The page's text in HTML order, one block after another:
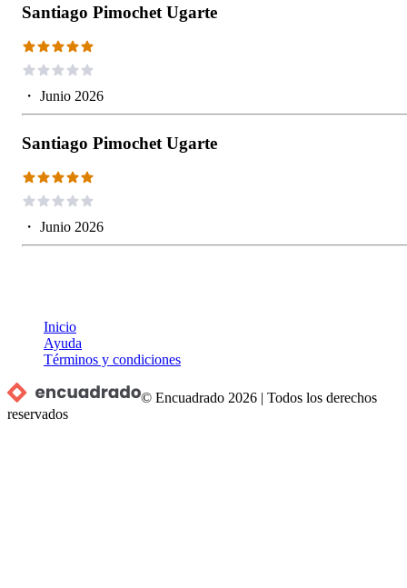
Santiago Pimochet Ugarte
・ Junio 2026
Santiago Pimochet Ugarte
・ Junio 2026
Inicio
Ayuda
Términos y condiciones
© Encuadrado 2026 |Todos los derechos
reservados